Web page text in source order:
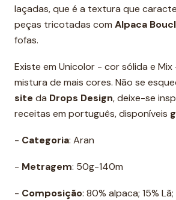
laçadas, que é a textura que
peças tricotadas com Alpaca
fofas.
Existe em Unicolor - cor sólida e
mistura de mais cores. Não se
site da Drops Design, deixe-se
receitas em português, disponíveis
- Categoria: Aran
- Metragem: 50g-140m
- Composição: 80% alpaca; 15%